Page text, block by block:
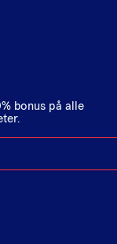
bonus på alle